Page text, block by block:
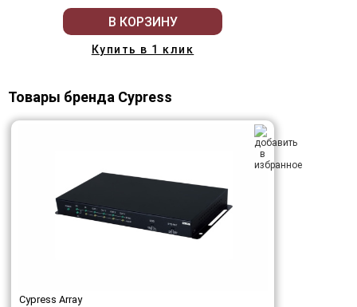
В КОРЗИНУ
Купить в 1 клик
Товары бренда Cypress
Cypress Array